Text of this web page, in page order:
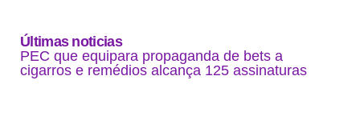
Últimas noticias
PEC que equipara propaganda de bets a
cigarros e remédios alcança 125 assinaturas